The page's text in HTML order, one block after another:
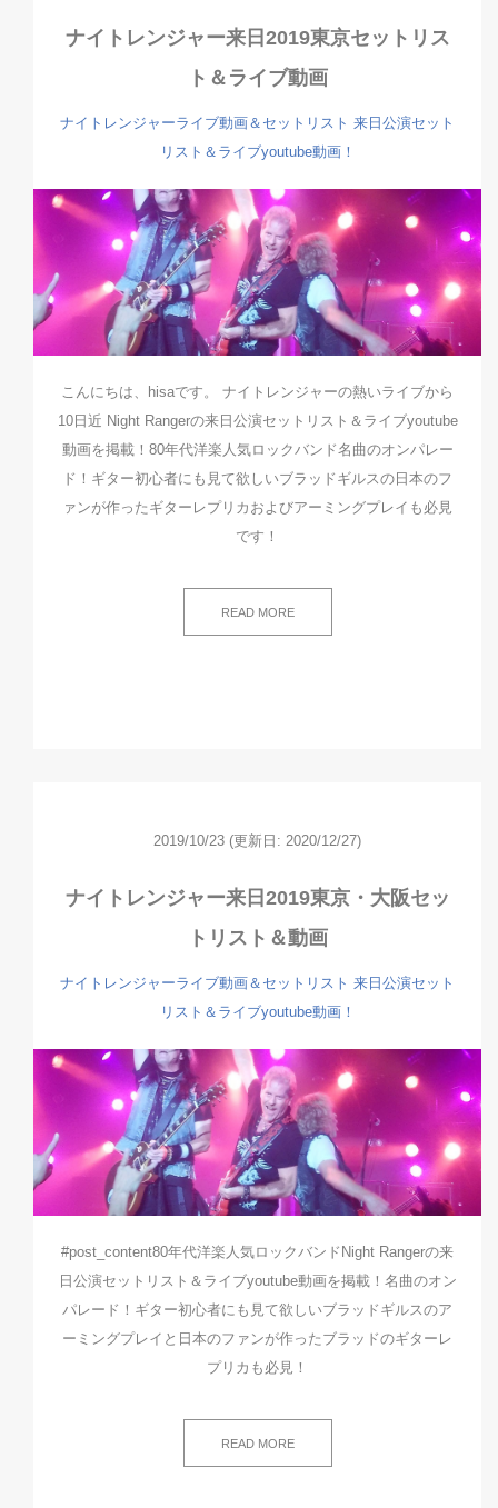
ナイトレンジャー来日2019東京セットリス
ト＆ライブ動画
ナイトレンジャーライブ動画＆セットリスト 来日公演セット
リスト＆ライブyoutube動画！
こんにちは、hisaです。 ナイトレンジャーの熱いライブから
10日近 Night Rangerの来日公演セットリスト＆ライブyoutube
動画を掲載！80年代洋楽人気ロックバンド名曲のオンパレー
ド！ギター初心者にも見て欲しいブラッドギルスの日本のフ
ァンが作ったギターレプリカおよびアーミングプレイも必見
です！
READ MORE
2019/10/23 (更新日: 2020/12/27)
ナイトレンジャー来日2019東京・大阪セッ
トリスト＆動画
ナイトレンジャーライブ動画＆セットリスト 来日公演セット
リスト＆ライブyoutube動画！
#post_content80年代洋楽人気ロックバンドNight Rangerの来
日公演セットリスト＆ライブyoutube動画を掲載！名曲のオン
パレード！ギター初心者にも見て欲しいブラッドギルスのア
ーミングプレイと日本のファンが作ったブラッドのギターレ
プリカも必見！
READ MORE